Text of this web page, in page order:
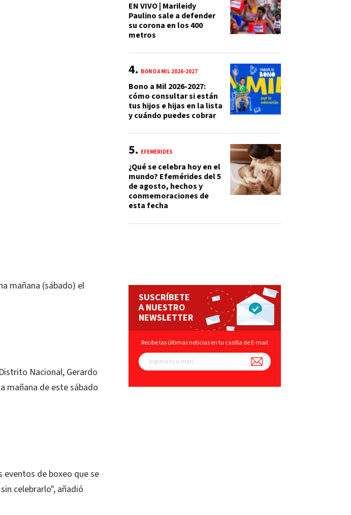
mañana (sábado) el
Nacional, Gerardo
mañana de este sábado
de boxeo que se
celebrarlo", añadió
EN VIVO | Marileidy
Paulino sale a defender
su corona en los 400
metros
BONO A MIL 2026-2027
Bono a Mil 2026-2027:
cómo consultar si están
tus hijos e hijas en la lista
y cuándo puedes cobrar
EFEMÉRIDES
¿Qué se celebra hoy en el
mundo? Efemérides del 5
de agosto, hechos y
conmemoraciones de
esta fecha
SUSCRÍBETE
A NUESTRO
NEWSLETTER
Recibe las últimas noticias en tu casilla de E-mail